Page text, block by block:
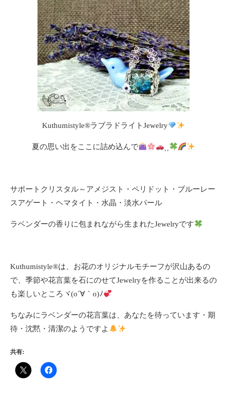
Kuthumistyle®️ラブラドライトJewelry
夏の思い出をここに詰め込んで
サポートクリスタル～アメジスト・ペリドット・ブルーレー
スアゲート・ヘマタイト・水晶・淡水パール
ラベンダーの香りに包まれながら生まれたJewelryです
Kuthumistyle®️は、お花のオリジナルモチーフが沢山あるの
で、季節や花言葉を石にのせてJewelryを作ることが出来るの
も楽しいところヾ(o´∀｀o)ﾉ
ちなみにラベンダーの花言葉は、あなたを待っています・期
待・沈黙・清潔のようですよ
共有: